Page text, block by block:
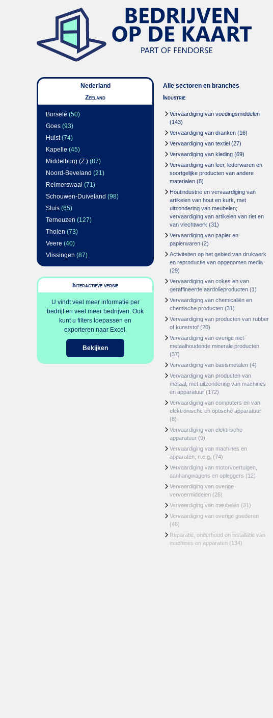
Nederland
Zeeland
Borsele (50)
Goes (93)
Hulst(74)
Kapelle (45)
Middelburg (Z.) (87)
Noord-Beveland (21)
Reimerswaal (71)
Schouwen-Duiveland (98)
Sluis (65)
Terneuzen (127)
Tholen (73)
Veere (40)
Vlissingen (87)
Interactieve versie
U vindt veel meer informatie per
bedrijf en veel meer bedrijven. Ook
kunt u filters toepassen en
exporteren naar Excel.
Bekijken
Alle sectoren en branches
Industrie
Vervaardiging van voedingsmiddelen
(143)
Vervaardiging van dranken (16)
Vervaardiging van textiel (27)
Vervaardiging van kleding (69)
Vervaardiging van leer, lederwaren en
soortgelijke producten van andere
materialen (8)
Houtindustrie en vervaardiging van
artikelen van hout en kurk, met
uitzondering van meubelen;
vervaardiging van artikelen van riet en
van vlechtwerk (31)
Vervaardiging van papier en
papierwaren (2)
Activiteiten op het gebied van drukwerk
en reproductie van opgenomen media
(29)
Vervaardiging van cokes en van
geraffineerde aardolieproducten (1)
Vervaardiging van chemicaliën en
chemische producten (31)
Vervaardiging van producten van rubber
of kunststof (20)
Vervaardiging van overige niet-
metaalhoudende minerale producten
(37)
Vervaardiging van basismetalen (4)
Vervaardiging van producten van
metaal, met uitzondering van machines
en apparatuur (172)
Vervaardiging van computers en van
elektronische en optische apparatuur
(8)
Vervaardiging van elektrische
apparatuur (9)
Vervaardiging van machines en
apparaten, n.e.g. (74)
Vervaardiging van motorvoertuigen,
aanhangwagens en opleggers (12)
Vervaardiging van overige
vervoermiddelen (26)
Vervaardiging van meubelen (31)
Vervaardiging van overige goederen
(46)
Reparatie, onderhoud en installatie van
machines en apparaten (134)